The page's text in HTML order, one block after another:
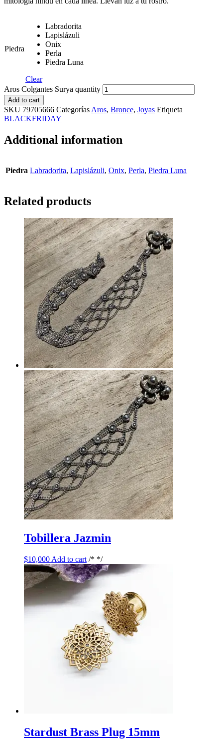
Piedra
Labradorita
Lapislázuli
Onix
Perla
Piedra Luna
Clear
Aros Colgantes Surya quantity
Add to cart
SKU 79705666 Categorías Aros, Bronce, Joyas Etiqueta
BLACKFRIDAY
Additional information
Piedra Labradorita, Lapislázuli, Onix, Perla, Piedra Luna
Related products
Tobillera Jazmin
$10,000 Add to cart /* */
Stardust Brass Plug 15mm